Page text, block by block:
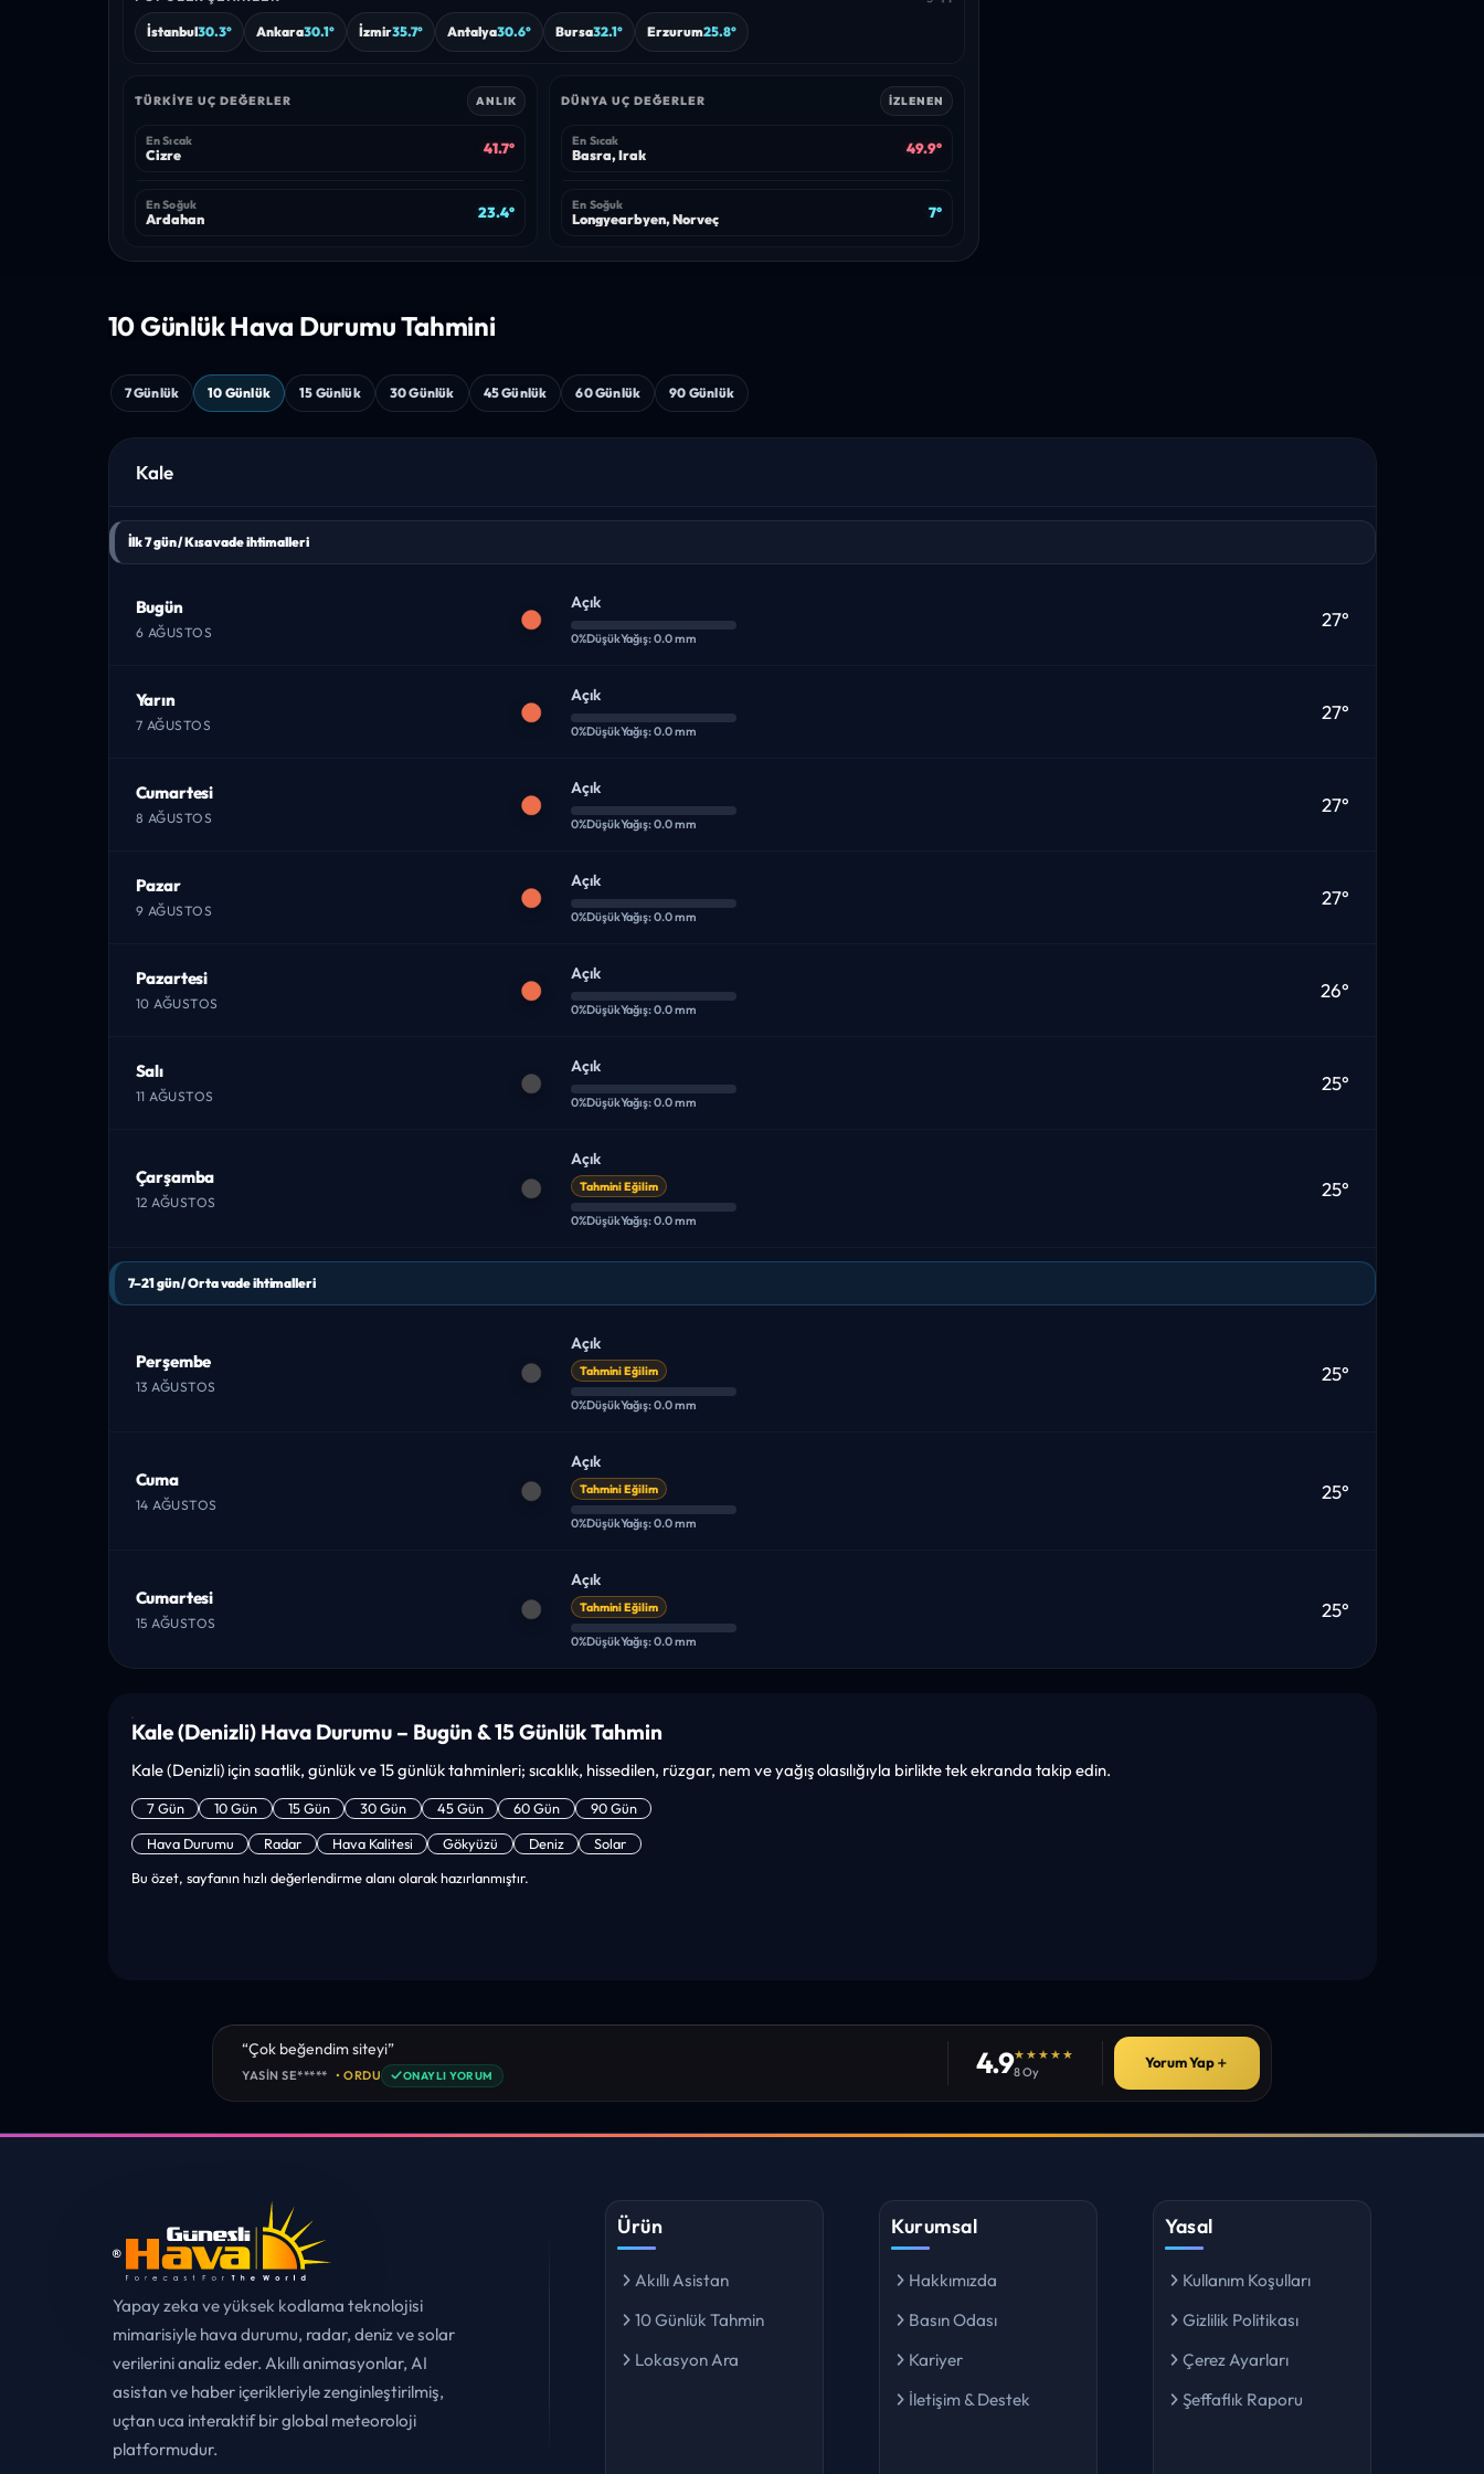
İstanbul30.3° Ankara30.1° İzmir35.7° Antalya30.6° Bursa32.1° Erzurum25.8°
TÜRKIYE UÇ DEĞERLER ANLIK
En Sıcak
Cizre 41.7°
En Soğuk
Ardahan 23.4°
DÜNYA UÇ DEĞERLER İZLENEN
En Sıcak
Basra, Irak 49.9°
En Soğuk
Longyearbyen, Norveç 7°
10 Günlük Hava Durumu Tahmini
7 Günlük 10 Günlük 15 Günlük 30 Günlük 45 Günlük 60 Günlük 90 Günlük
Kale
İlk 7 gün / Kısa vade ihtimalleri
Bugün
6 AĞUSTOS
Açık
0%DüşükYağış: 0.0 mm
27°
Yarın
7 AĞUSTOS
Açık
0%DüşükYağış: 0.0 mm
27°
Cumartesi
8 AĞUSTOS
Açık
0%DüşükYağış: 0.0 mm
27°
Pazar
9 AĞUSTOS
Açık
0%DüşükYağış: 0.0 mm
27°
Pazartesi
10 AĞUSTOS
Açık
0%DüşükYağış: 0.0 mm
26°
Salı
11 AĞUSTOS
Açık
0%DüşükYağış: 0.0 mm
25°
Çarşamba
12 AĞUSTOS
Açık
Tahmini Eğilim
0%DüşükYağış: 0.0 mm
25°
7–21 gün / Orta vade ihtimalleri
Perşembe
13 AĞUSTOS
Açık
Tahmini Eğilim
0%DüşükYağış: 0.0 mm
25°
Cuma
14 AĞUSTOS
Açık
Tahmini Eğilim
0%DüşükYağış: 0.0 mm
25°
Cumartesi
15 AĞUSTOS
Açık
Tahmini Eğilim
0%DüşükYağış: 0.0 mm
25°
Kale (Denizli) Hava Durumu – Bugün & 15 Günlük Tahmin
Kale (Denizli) için saatlik, günlük ve 15 günlük tahminleri; sıcaklık, hissedilen, rüzgar, nem ve yağış olasılığıyla birlikte tek ekranda takip edin.
7 Gün 10 Gün 15 Gün 30 Gün 45 Gün 60 Gün
90 Gün
Hava Durumu
Radar Hava Kalitesi Gökyüzü Deniz
Solar
Bu özet, sayfanın hızlı değerlendirme alanı olarak hazırlanmıştır.
“sanırım yeni bir hava durumu sitesisiniz. ilk defa bu denli bir site gördüm. bundn sonra sizinleym.
tebrikler. sitede istediğim tüm bilgiyi bulabiliyorum. ekibinizin emeğine saglık”
4.9★★★★★
8 Oy
Yorum Yap＋
Ürün
Lokasyon Ara
Kurumsal
Kariyer
İletişim & Destek
Yasal
Kullanım Koşulları
Çerez Ayarları
Şeffaflık Raporu